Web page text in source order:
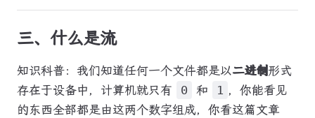
三、什么是流
知识科普：我们知道任何一个文件都是以二进制 形式
存在于设备中，计算机就只有
0 和 1 ，你能看见
的东西全部都是由这两个数字组成，你看这篇文章